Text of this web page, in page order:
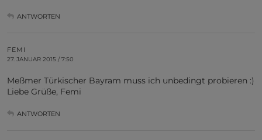
ANTWORTEN
FEMI
27. JANUAR 2015 / 7:50
Meßmer Türkischer Bayram muss ich unbedingt probieren :)
Liebe Grüße, Femi
ANTWORTEN